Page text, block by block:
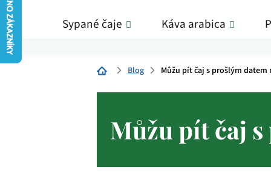
Sypané čaje Káva arabica
DomůBlog Můžu pít čaj s prošlým
Můžu pít čaj